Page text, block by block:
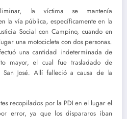
la víctima se mantenía
la vía pública, específicamente en la
Social con Campino, cuando en
una motocicleta con dos personas.
una cantidad indeterminada de
mayor, el cual fue trasladado de
San José. Allí falleció a causa de la
recopilados por la PDI en el lugar el
error, ya que los dispararos iban